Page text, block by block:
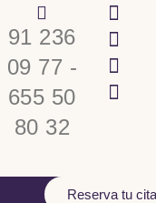
91 236
09 77 -
655 50
80 32
Reserva tu